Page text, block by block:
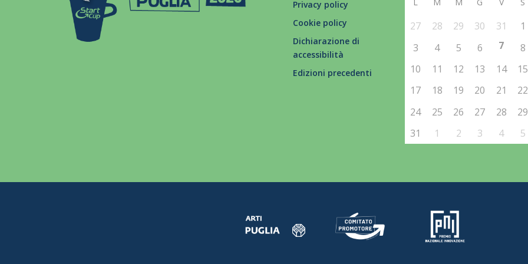
Privacy policy
Cookie policy
Dichiarazione di
accessibilità
Edizioni precedenti
27 28 29 30 31 1
3
4 5 6 7 8
10
11 12 13 14 15
17
18 19 20 21 22
24
25 26 27 28 29
31
1 2 3 4 5